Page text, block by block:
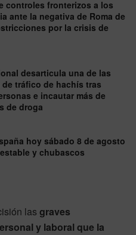
controles fronterizos a los
ante la negativa de Roma de
por la crisis de
desarticula una de las
de tráfico de hachís tras
e incautar más de
de droga
hoy sábado 8 de agosto
y chubascos
las graves
y laboral que la